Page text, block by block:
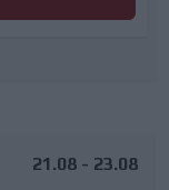
21.08 - 23.08